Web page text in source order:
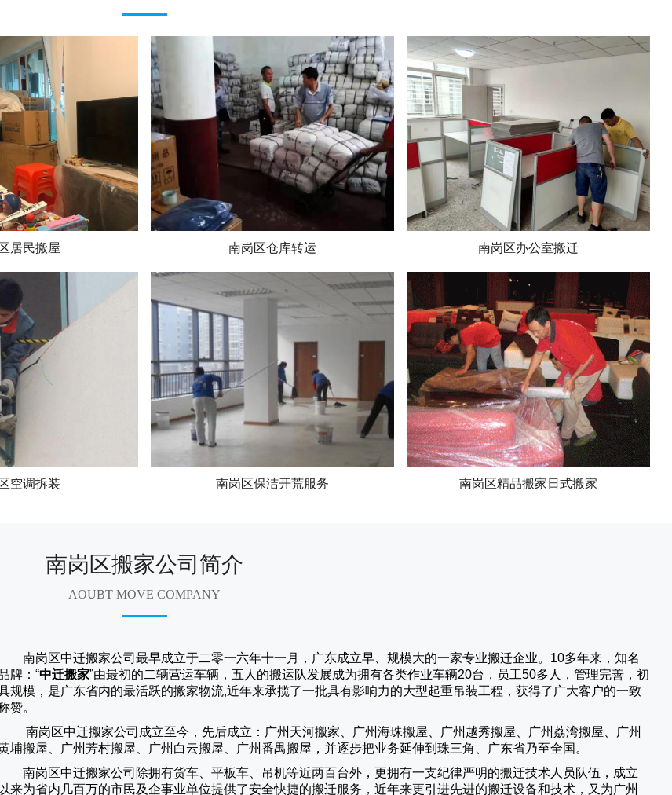
居民搬屋 南岗区仓库转运 南岗区办公室搬迁
空调拆装 南岗区保洁开荒服务 南岗区精品搬家日式搬家
南岗区搬家公司简介
AOUBT MOVE COMPANY
南岗区中迁搬家公司最早成立于二零一六年十一月，广东成立早、规模大的一家专业搬迁企业。10多年来，知名
牌：“中迁搬家”由最初的二辆营运车辆，五人的搬运队发展成为拥有各类作业车辆20台，员工50多人，管理完善，初
规模，是广东省内的最活跃的搬家物流,近年来承揽了一批具有影响力的大型起重吊装工程，获得了广大客户的一致
赞。
南岗区中迁搬家公司成立至今，先后成立：广州天河搬家、广州海珠搬屋、广州越秀搬屋、广州荔湾搬屋、广州
埔搬屋、广州芳村搬屋、广州白云搬屋、广州番禺搬屋，并逐步把业务延伸到珠三角、广东省乃至全国。
南岗区中迁搬家公司除拥有货车、平板车、吊机等近两百台外，更拥有一支纪律严明的搬迁技术人员队伍，成立
以来为省内几百万的市民及企事业单位提供了安全快捷的搬迁服务，近年来更引进先进的搬迁设备和技术，又为广州